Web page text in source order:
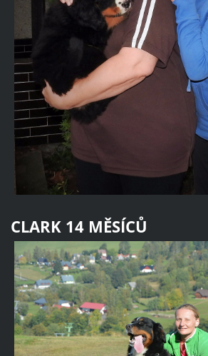
CLARK 14 MĚSÍCŮ